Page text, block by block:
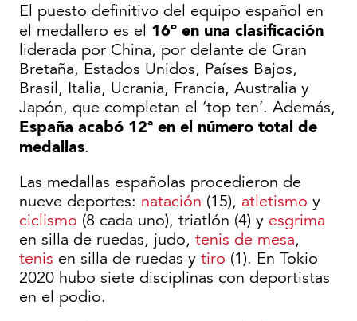
El puesto definitivo del equipo español en
el medallero es el 16º en una clasificación
liderada por China, por delante de Gran
Bretaña, Estados Unidos, Países Bajos,
Brasil, Italia, Ucrania, Francia, Australia y
Japón, que completan el ‘top ten’. Además,
España acabó 12ª en el número total de
medallas.
Las medallas españolas procedieron de
nueve deportes: natación (15), atletismo y
ciclismo (8 cada uno), triatlón (4) y esgrima
en silla de ruedas, judo, tenis de mesa,
tenis en silla de ruedas y tiro (1). En Tokio
2020 hubo siete disciplinas con deportistas
en el podio.